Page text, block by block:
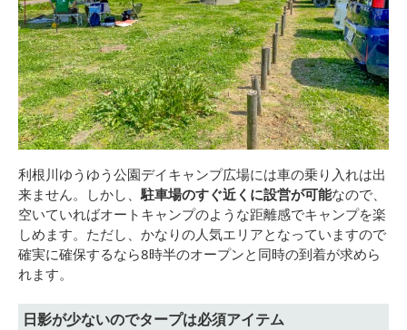
利根川ゆうゆう公園デイキャンプ広場には車の乗り入れは出
来ません。しかし、駐車場のすぐ近くに設営が可能なので、
空いていればオートキャンプのような距離感でキャンプを楽
しめます。ただし、かなりの人気エリアとなっていますので
確実に確保するなら8時半のオープンと同時の到着が求めら
れます。
日影が少ないのでタープは必須アイテム